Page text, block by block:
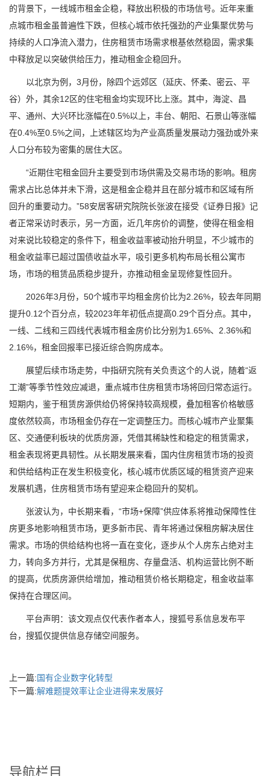
的背景下，一线城市租金企稳，释放出积极的市场信号。近年来重
点城市租金虽普遍性下跌，但核心城市依托强劲的产业集聚优势与
持续的人口净流入潜力，住房租赁市场需求根基依然稳固，需求集
中释放足以突破供给压力，推动租金企稳回升。
以北京为例，3月份，除四个远郊区（延庆、怀柔、密云、平
谷）外，其余12区的住宅租金均实现环比上涨。其中，海淀、昌
平、通州、大兴环比涨幅在0.5%以上，丰台、朝阳、石景山等涨幅
在0.4%至0.5%之间，上述辖区均为产业高质量发展动力强劲或外来
人口分布较为密集的居住大区。
“近期住宅租金回升主要受到市场供需及交易市场的影响。租房
需求占比总体并未下滑，这是租金企稳并且在部分城市和区域有所
回升的重要动力。”58安居客研究院院长张波在接受《证券日报》记
者正常采访时表示，另一方面，近几年房价的调整，使得在租金相
对来说比较稳定的条件下，租金收益率被动抬升明显，不少城市的
租金收益率已超过国债收益水平，吸引更多机构布局长租公寓市
场，市场的租赁品质稳步提升，亦推动租金呈现修复性回升。
2026年3月份，50个城市平均租金房价比为2.26%，较去年同期
提升0.12个百分点，较2023年年初低点提高0.29个百分点。其中，
一线、二线和三四线代表城市租金房价比分别为1.65%、2.36%和
2.16%，租金回报率已接近综合购房成本。
展望后续市场走势，中指研究院有关负责这个的人说，随着“返
工潮”等季节性效应减退，重点城市住房租赁市场将回归常态运行。
短期内，鉴于租赁房源供给仍将保持较高规模，叠加租客价格敏感
度依然较高，市场租金仍存在一定调整压力。而核心城市产业聚集
区、交通便利板块的优质房源，凭借其稀缺性和稳定的租赁需求，
租金表现将更具韧性。从长期发展来看，国内住房租赁市场的投资
和供给结构正在发生积极变化，核心城市优质区域的租赁资产迎来
发展机遇，住房租赁市场有望迎来企稳回升的契机。
张波认为，中长期来看，“市场+保障”供应体系将推动保障性住
房更多地影响租赁市场，更多新市民、青年将通过保租房解决居住
需求。市场的供给结构也将一直在变化，逐步从个人房东占绝对主
力，转向多方并行，尤其是保租房、存量盘活、机构运营比例不断
的提高，优质房源供给增加，推动租赁价格长期稳定，租金收益率
保持在合理区间。
平台声明：该文观点仅代表作者本人，搜狐号系信息发布平
台，搜狐仅提供信息存储空间服务。
上一篇:国有企业数字化转型
下一篇:解难题提效率让企业进得来发展好
导航栏目